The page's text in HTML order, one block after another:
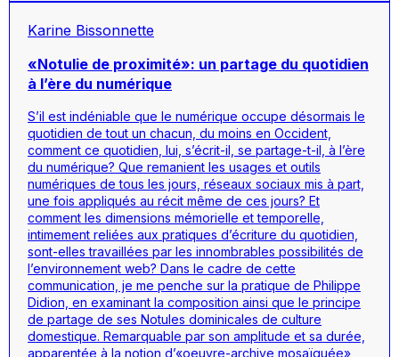
Karine Bissonnette
«Notulie de proximité»: un partage du quotidien
à l’ère du numérique
S’il est indéniable que le numérique occupe désormais le
quotidien de tout un chacun, du moins en Occident,
comment ce quotidien, lui, s’écrit-il, se partage-t-il, à l’ère
du numérique? Que remanient les usages et outils
numériques de tous les jours, réseaux sociaux mis à part,
une fois appliqués au récit même de ces jours? Et
comment les dimensions mémorielle et temporelle,
intimement reliées aux pratiques d’écriture du quotidien,
sont-elles travaillées par les innombrables possibilités de
l’environnement web? Dans le cadre de cette
communication, je me penche sur la pratique de Philippe
Didion, en examinant la composition ainsi que le principe
de partage de ses Notules dominicales de culture
domestique. Remarquable par son amplitude et sa durée,
apparentée à la notion d’«oeuvre-archive mosaïquée»